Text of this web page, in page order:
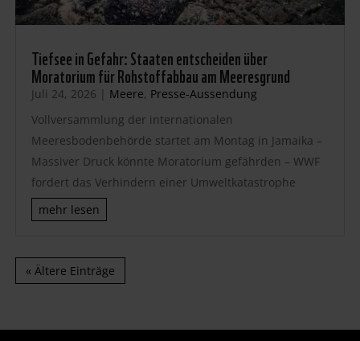
Tiefsee in Gefahr: Staaten entscheiden über
Moratorium für Rohstoffabbau am Meeresgrund
Juli 24, 2026 | Meere, Presse-Aussendung
Vollversammlung der internationalen
Meeresbodenbehörde startet am Montag in Jamaika –
Massiver Druck könnte Moratorium gefährden – WWF
fordert das Verhindern einer Umweltkatastrophe
mehr lesen
« Ältere Einträge